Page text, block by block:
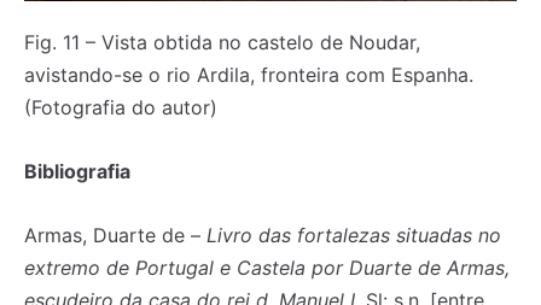
Fig. 11 – Vista obtida no castelo de Noudar,
avistando-se o rio Ardila, fronteira com Espanha.
(Fotografia do autor)
Bibliografia
Armas, Duarte de – Livro das fortalezas situadas no
extremo de Portugal e Castela por Duarte de Armas,